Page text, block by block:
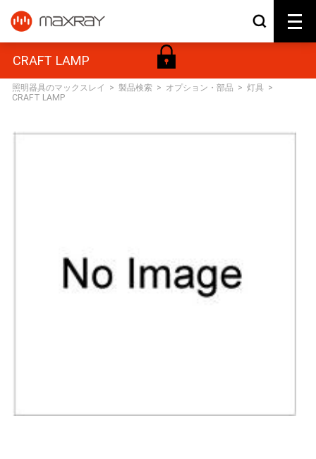
CRAFT LAMP
照明器具のマックスレイ > 製品検索 > オプション・部品 > 灯具 >
CRAFT LAMP